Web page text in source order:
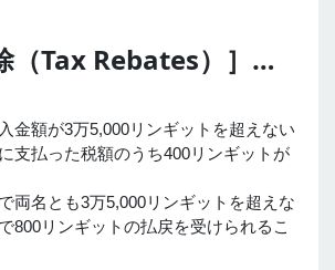
（Tax Rebates）］…
金額が3万5,000リンギットを超えない
支払った税額のうち400リンギットが
両名とも3万5,000リンギットを超えな
800リンギットの払戻を受けられるこ